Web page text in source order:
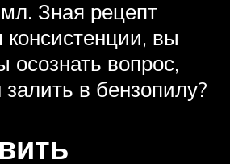
Зная рецепт
консистенции, вы
осознать вопрос,
залить в бензопилу?